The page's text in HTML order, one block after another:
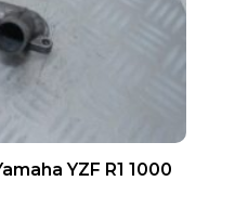
YZF R1 1000